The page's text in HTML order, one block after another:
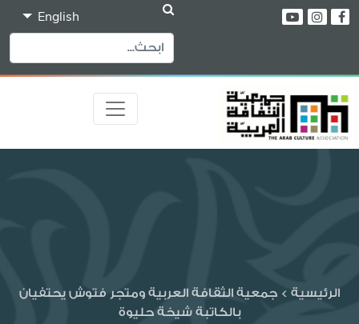
English
الرئيسية > جمعية الثقافة العربية ومتجر فتوش يحتفيان
بالكاتبة شيخة حليوة